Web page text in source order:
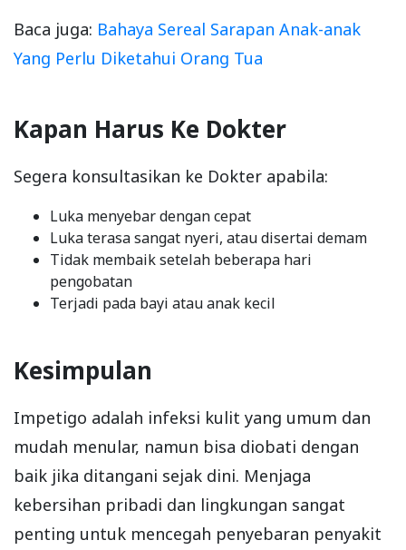
Baca juga: Bahaya Sereal Sarapan Anak-anak
Yang Perlu Diketahui Orang Tua
Kapan Harus Ke Dokter
Segera konsultasikan ke Dokter apabila:
Luka menyebar dengan cepat
Luka terasa sangat nyeri, atau disertai demam
Tidak membaik setelah beberapa hari
pengobatan
Terjadi pada bayi atau anak kecil
Kesimpulan
Impetigo adalah infeksi kulit yang umum dan
mudah menular, namun bisa diobati dengan
baik jika ditangani sejak dini. Menjaga
kebersihan pribadi dan lingkungan sangat
penting untuk mencegah penyebaran penyakit